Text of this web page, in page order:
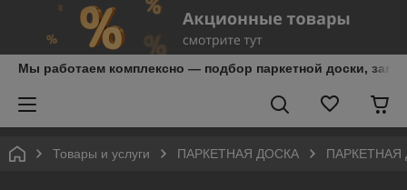
Мы работаем комплексно — подбор паркетной доски,
Товары и услуги ПАРКЕТНАЯ ДОСКА ПАРКЕТНАЯ